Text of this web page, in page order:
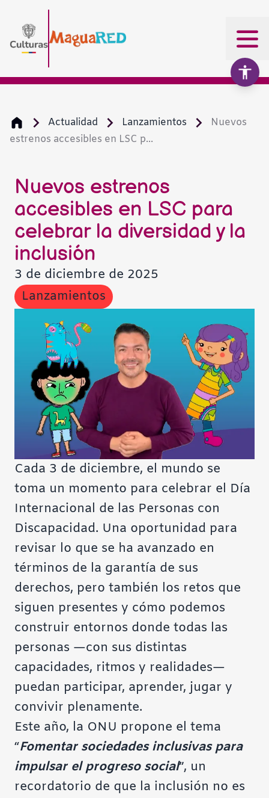
Actualidad Lanzamientos
Nuevos
estrenos accesibles en LSC p...
Nuevos estrenos
accesibles en LSC para
celebrar la diversidad y la
inclusión
3 de diciembre de 2025
Lanzamientos
Cada 3 de diciembre, el mundo se
toma un momento para celebrar el Día
Internacional de las Personas con
Discapacidad. Una oportunidad para
revisar lo que se ha avanzado en
términos de la garantía de sus
derechos, pero también los retos que
siguen presentes y cómo podemos
construir entornos donde todas las
personas —con sus distintas
capacidades, ritmos y realidades—
puedan participar, aprender, jugar y
convivir plenamente.
Este año, la ONU propone el tema
“Fomentar sociedades inclusivas para
impulsar el progreso social”, un
recordatorio de que la inclusión no es
Aumentar texto
Escala de grises
Subrayar enlaces
Fuente legible
Restablecer